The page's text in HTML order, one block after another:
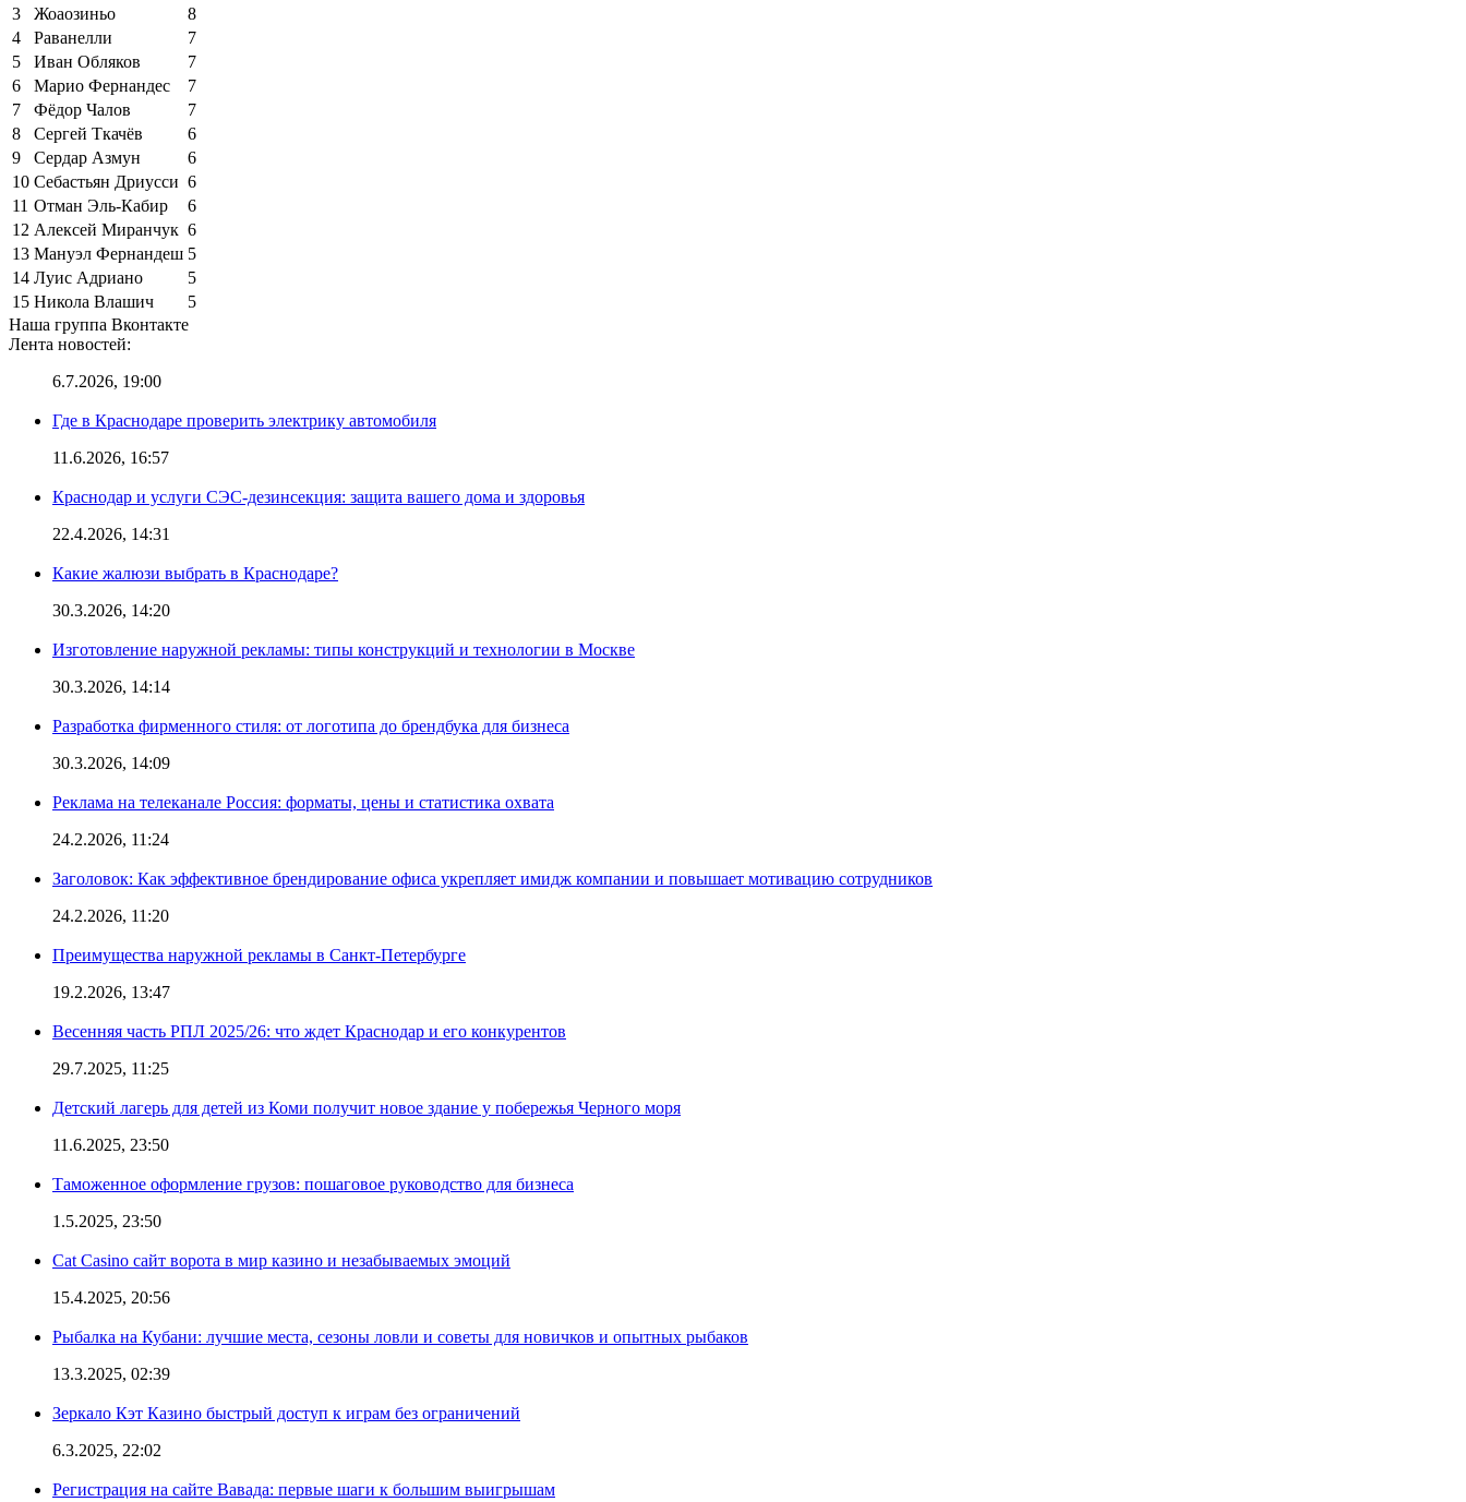
3
Жоаозиньо
8
4
Раванелли
7
5
Иван Обляков
7
6
Марио Фернандес
7
7
Фёдор Чалов
7
8
Сергей Ткачёв
6
9
Сердар Азмун
6
10 Себастьян Дриусси 6
11 Отман Эль-Кабир
6
12 Алексей Миранчук 6
13 Мануэл Фернандеш 5
14 Луис Адриано
5
15 Никола Влашич
5
Наша группа Вконтакте
Лента новостей:
6.7.2026, 19:00
Где в Краснодаре проверить электрику автомобиля
11.6.2026, 16:57
Краснодар и услуги СЭС-дезинсекция: защита вашего дома и здоровья
22.4.2026, 14:31
Какие жалюзи выбрать в Краснодаре?
30.3.2026, 14:20
Изготовление наружной рекламы: типы конструкций и технологии в Москве
30.3.2026, 14:14
Разработка фирменного стиля: от логотипа до брендбука для бизнеса
30.3.2026, 14:09
Реклама на телеканале Россия: форматы, цены и статистика охвата
24.2.2026, 11:24
Заголовок: Как эффективное брендирование офиса укрепляет имидж компании и повышает мотивацию сотрудников
24.2.2026, 11:20
Преимущества наружной рекламы в Санкт-Петербурге
19.2.2026, 13:47
Весенняя часть РПЛ 2025/26: что ждет Краснодар и его конкурентов
29.7.2025, 11:25
Детский лагерь для детей из Коми получит новое здание у побережья Черного моря
11.6.2025, 23:50
Таможенное оформление грузов: пошаговое руководство для бизнеса
1.5.2025, 23:50
Cat Casino сайт ворота в мир казино и незабываемых эмоций
15.4.2025, 20:56
Рыбалка на Кубани: лучшие места, сезоны ловли и советы для новичков и опытных рыбаков
13.3.2025, 02:39
Зеркало Кэт Казино быстрый доступ к играм без ограничений
6.3.2025, 22:02
Регистрация на сайте Вавада: первые шаги к большим выигрышам